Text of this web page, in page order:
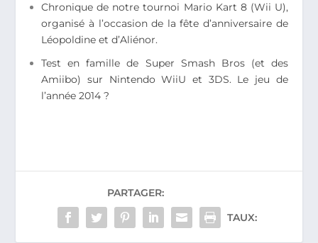
Chronique de notre tournoi Mario Kart 8 (Wii U),
organisé à l’occasion de la fête d’anniversaire de
Léopoldine et d’Aliénor.
Test en famille de Super Smash Bros (et des
Amiibo) sur Nintendo WiiU et 3DS. Le jeu de
l’année 2014 ?
PARTAGER:
TAUX: